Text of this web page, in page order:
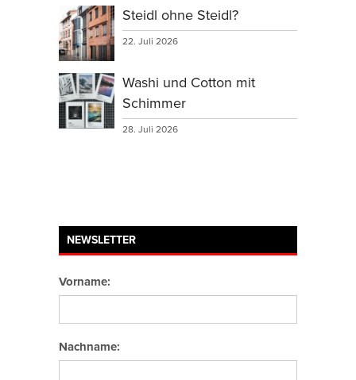
Steidl ohne Steidl?
22. Juli 2026
Washi und Cotton mit
Schimmer
28. Juli 2026
NEWSLETTER
Vorname:
Nachname: